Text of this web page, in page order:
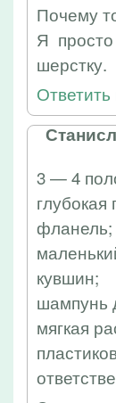
Почему
Я
шерстку.
3 — 4
глубокая
фланель;
кувшин;
шампунь
мягкая